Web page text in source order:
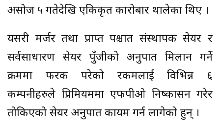
असोज ५ गतेदेखि एकिकृत कारोबार थालेका थिए ।
यसरी मर्जर तथा प्राप्त पश्चात संस्थापक सेयर र
सर्वसाधारण सेयर पुँजीको अनुपात मिलान गर्ने
क्रममा फरक परेको रकमलाई विभिन्न ६
कम्पनीहरुले प्रिमियममा एफपीओ निष्कासन गरेर
तोकिएको सेयर अनुपात कायम गर्न लागेको हुन् ।